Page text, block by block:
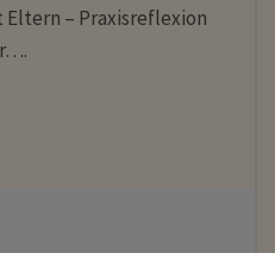
Eltern – Praxisreflexion